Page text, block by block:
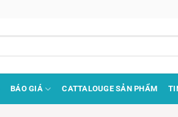
BÁO GIÁ CATTALOUGE SẢN PHẨM